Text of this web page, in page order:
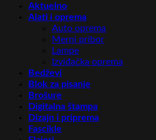
Aktuelno
Alati i oprema
Auto oprema
Merni pribor
Lampe
Izviđačka oprema
Bedževi
Blok za pisanje
Brošure
Digitalna štampa
Dizajn i priprema
Fascikle